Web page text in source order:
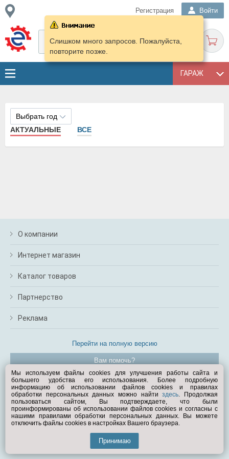
Регистрация Войти
ГАРАЖ
Слишком много запросов. Пожалуйста,
повторите позже.
Выбрать год
АКТУАЛЬНЫЕ
ВСЕ
О компании
Интернет магазин
Каталог товаров
Партнерство
Реклама
Перейти на полную версию
Вам помочь?
© Exist.ru 1998—2026
Мы используем файлы cookies для улучшения работы сайта и
большего удобства его использования. Более подробную
информацию об использовании файлов cookies и правилах
обработки персональных данных можно найтиздесь. Продолжая
пользоваться сайтом, Вы подтверждаете, что были
проинформированы об использовании файлов cookies и согласны с
нашими правилами обработки персональных данных. Вы можете
отключить файлы cookies в настройках Вашего браузера.
Принимаю